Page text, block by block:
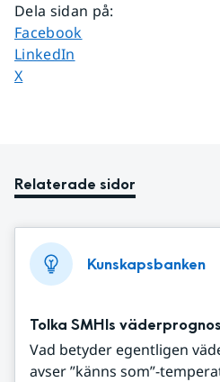
Dela sidan på:
Dela sidan på
Facebook
Dela sidan på
LinkedIn
Dela sidan på
X
Relaterade sidor
Kunskapsbanken
Tolka SMHIs
Vad betyder egentligen
avser ”känns som”-